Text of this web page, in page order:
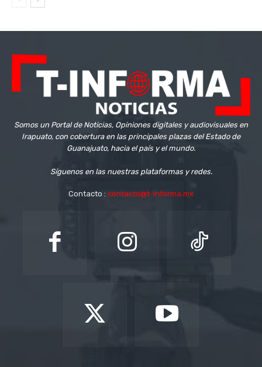
Somos un Portal de Noticias, Opiniones digitales y audiovisuales en
Irapuato, con cobertura en las principales plazas del Estado de
Guanajuato, hacia el país y el mundo.
Síguenos en las nuestras plataformas y redes.
Contacto : contacto@t-informa.mx